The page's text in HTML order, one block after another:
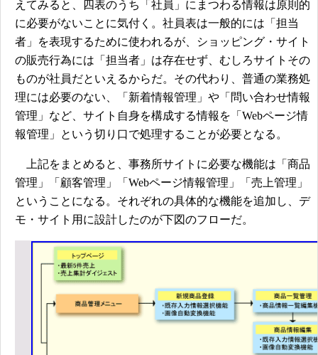
えてみると、四表のうち「社員」にまつわる情報は原則的
に必要がないことに気付く。社員表は一般的には「担当
者」を表現するために使われるが、ショッピング・サイト
の販売行為には「担当者」は存在せず、むしろサイトその
ものが社員だといえるからだ。その代わり、普通の業務処
理には必要のない、「新着情報管理」や「問い合わせ情報
管理」など、サイト自身を構成する情報を「Webページ情
報管理」という切り口で処理することが必要となる。
上記をまとめると、事務所サイトに必要な機能は「商品
管理」「顧客管理」「Webページ情報管理」「売上管理」
ということになる。それぞれの具体的な機能を追加し、デ
モ・サイト用に設計したのが下図のフローだ。